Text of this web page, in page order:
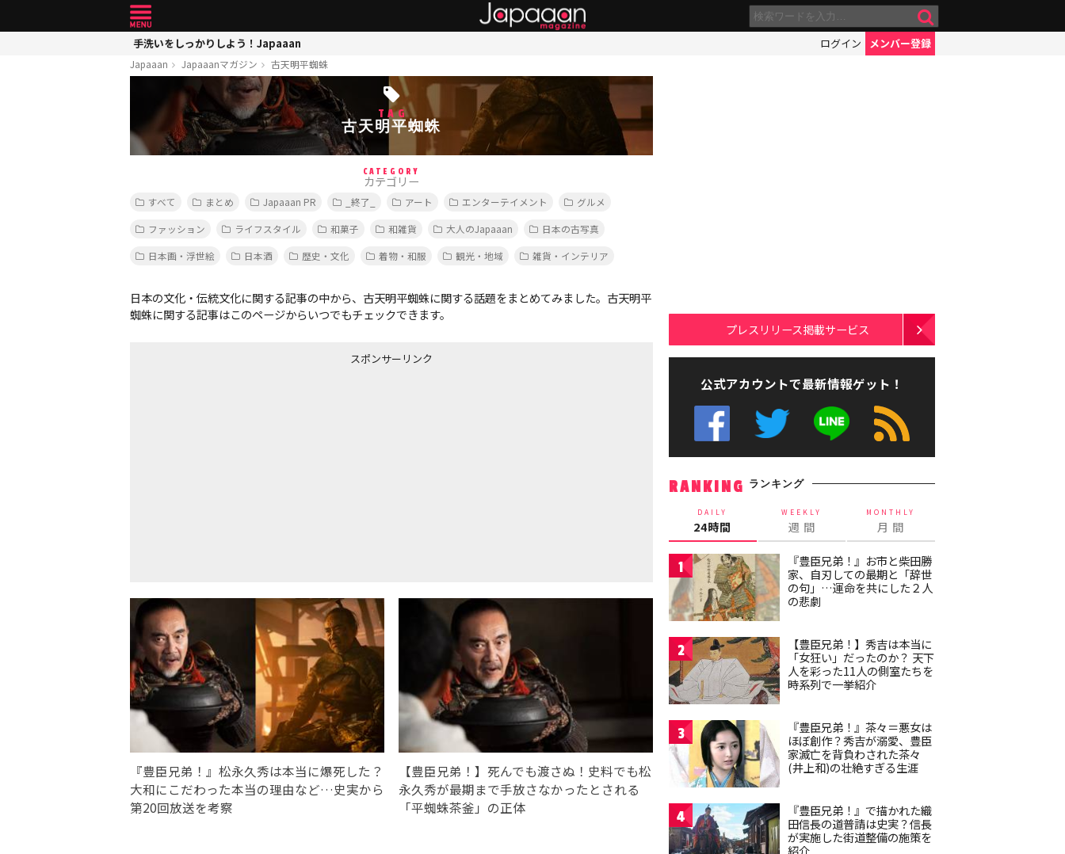
手洗いをしっかりしよう！Japaaan ログイン メンバー登録
Japaaan Japaaanマガジン 古天明平蜘蛛
TAG
古天明平蜘蛛
CATEGORY
カテゴリー
すべて まとめ Japaaan PR _終了_ アート エンターテイメント
グルメ
ファッション
ライフスタイル 和菓子 和雑貨 大人のJapaaan
日本の古写真
日本画・浮世絵
日本酒 歴史・文化 着物・和服 観光・地域 雑貨・インテリア
日本の文化・伝統文化に関する記事の中から、古天明平蜘蛛に関する話題をまとめてみました。古天明平
蜘蛛に関する記事はこのページからいつでもチェックできます。
スポンサーリンク
『豊臣兄弟！』松永久秀は本当に爆死した？
大和にこだわった本当の理由など…史実から
第20回放送を考察
【豊臣兄弟！】死んでも渡さぬ！史料でも松
永久秀が最期まで手放さなかったとされる
「平蜘蛛茶釜」の正体
プレスリリース掲載サービス
公式アカウントで最新情報ゲット！
RANKING ランキング
DAILY
24時間
WEEKLY
週 間
MONTHLY
月 間
1
『豊臣兄弟！』お市と柴田勝
家、自刃しての最期と「辞世
の句」…運命を共にした２人
の悲劇
2
【豊臣兄弟！】秀吉は本当に
「女狂い」だったのか？ 天下
人を彩った11人の側室たちを
時系列で一挙紹介
3
『豊臣兄弟！』茶々＝悪女は
ほぼ創作？秀吉が溺愛、豊臣
家滅亡を背負わされた茶々
(井上和)の壮絶すぎる生涯
4
『豊臣兄弟！』で描かれた織
田信長の道普請は史実？信長
が実施した街道整備の施策を
紹介